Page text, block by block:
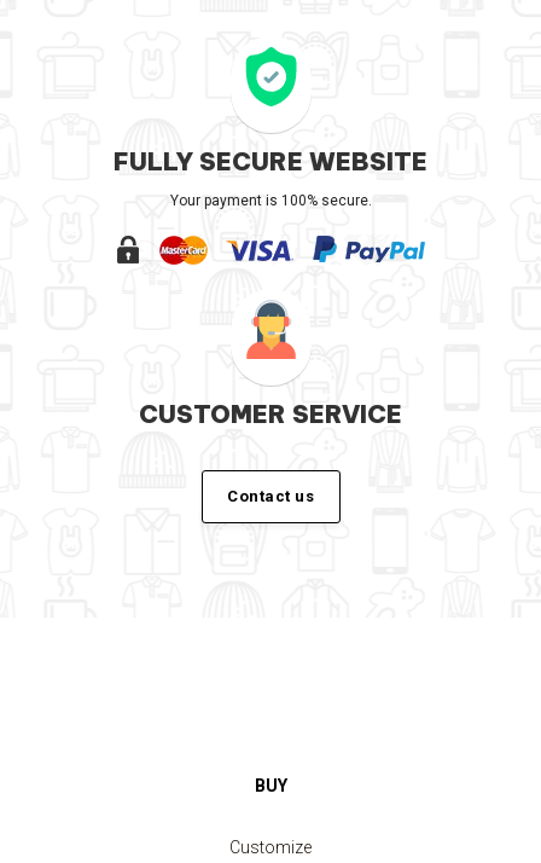
FULLY SECURE WEBSITE
Your payment is 100% secure.
CUSTOMER SERVICE
Contact us
BUY
Customize